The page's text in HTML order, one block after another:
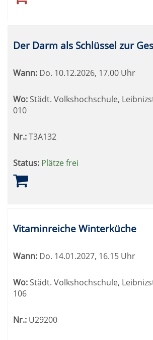
Der Darm als Schlüssel zur
Wann: Do. 10.12.2026, 17.00 Uhr
Wo: Städt. Volkshochschule,
010
Nr.:T3A132
Status: Plätze frei
Vitaminreiche Winterküche
Wann: Do. 14.01.2027, 16.15 Uhr
Wo:Städt. Volkshochschule,
106
Nr.: U29200